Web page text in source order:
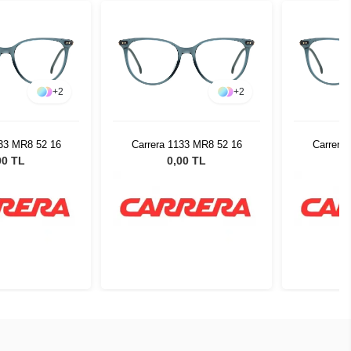
+2
MR8 52 16
TL
+2
Carrera 1133 MR8 52 16
0,00 TL
Carrera